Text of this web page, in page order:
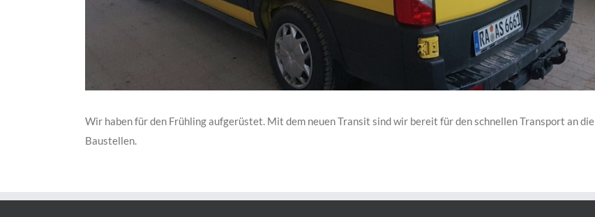
Wir haben für den Frühling aufgerüstet. Mit dem neuen Transit sind wir bereit für den schnellen Transport an die
Baustellen.